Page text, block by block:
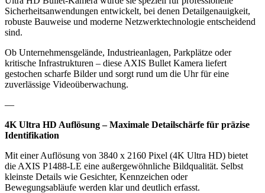
Sicherheitsanwendungen entwickelt, bei denen Detailgenauigkeit,
robuste Bauweise und moderne Netzwerktechnologie entscheidend
sind.
Ob Unternehmensgelände, Industrieanlagen, Parkplätze oder
kritische Infrastrukturen – diese AXIS Bullet Kamera liefert
gestochen scharfe Bilder und sorgt rund um die Uhr für eine
zuverlässige Videoüberwachung.
—
4K Ultra HD Auflösung – Maximale Detailschärfe für präzise
Identifikation
Mit einer Auflösung von 3840 x 2160 Pixel (4K Ultra HD) bietet
die AXIS P1488-LE eine außergewöhnliche Bildqualität. Selbst
kleinste Details wie Gesichter, Kennzeichen oder
Bewegungsabläufe werden klar und deutlich erfasst.